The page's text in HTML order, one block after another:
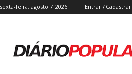
sexta-feira, agosto 7, 2026 Entrar / Cadastrar